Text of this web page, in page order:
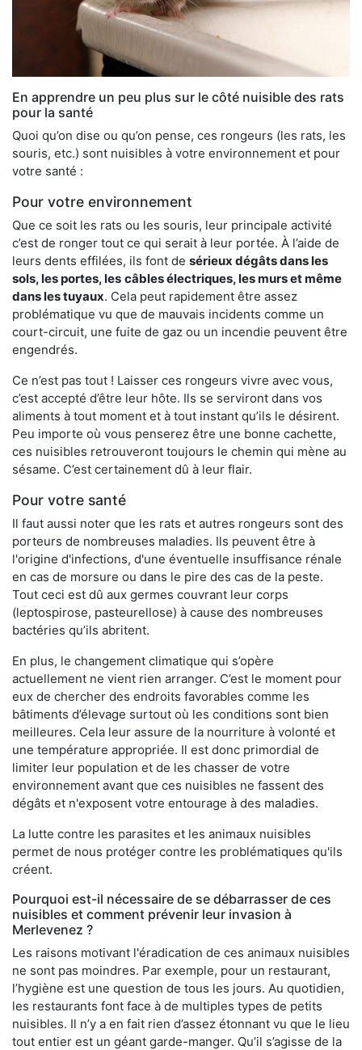
En apprendre un peu plus sur le côté nuisible des rats
pour la santé
Quoi qu’on dise ou qu’on pense, ces rongeurs (les rats, les
souris, etc.) sont nuisibles à votre environnement et pour
votre santé :
Pour votre environnement
Que ce soit les rats ou les souris, leur principale activité
c’est de ronger tout ce qui serait à leur portée. À l’aide de
leurs dents effilées, ils font de sérieux dégâts dans les
sols, les portes, les câbles électriques, les murs et même
dans les tuyaux. Cela peut rapidement être assez
problématique vu que de mauvais incidents comme un
court-circuit, une fuite de gaz ou un incendie peuvent être
engendrés.
Ce n’est pas tout ! Laisser ces rongeurs vivre avec vous,
c’est accepté d’être leur hôte. Ils se serviront dans vos
aliments à tout moment et à tout instant qu’ils le désirent.
Peu importe où vous penserez être une bonne cachette,
ces nuisibles retrouveront toujours le chemin qui mène au
sésame. C’est certainement dû à leur flair.
Pour votre santé
Il faut aussi noter que les rats et autres rongeurs sont des
porteurs de nombreuses maladies. Ils peuvent être à
l'origine d'infections, d'une éventuelle insuffisance rénale
en cas de morsure ou dans le pire des cas de la peste.
Tout ceci est dû aux germes couvrant leur corps
(leptospirose, pasteurellose) à cause des nombreuses
bactéries qu’ils abritent.
En plus, le changement climatique qui s’opère
actuellement ne vient rien arranger. C’est le moment pour
eux de chercher des endroits favorables comme les
bâtiments d’élevage surtout où les conditions sont bien
meilleures. Cela leur assure de la nourriture à volonté et
une température appropriée. Il est donc primordial de
limiter leur population et de les chasser de votre
environnement avant que ces nuisibles ne fassent des
dégâts et n'exposent votre entourage à des maladies.
La lutte contre les parasites et les animaux nuisibles
permet de nous protéger contre les problématiques qu'ils
créent.
Pourquoi est-il nécessaire de se débarrasser de ces
nuisibles et comment prévenir leur invasion à
Merlevenez ?
Les raisons motivant l'éradication de ces animaux nuisibles
ne sont pas moindres. Par exemple, pour un restaurant,
l’hygiène est une question de tous les jours. Au quotidien,
les restaurants font face à de multiples types de petits
nuisibles. Il n’y a en fait rien d’assez étonnant vu que le lieu
tout entier est un géant garde-manger. Qu’il s’agisse de la